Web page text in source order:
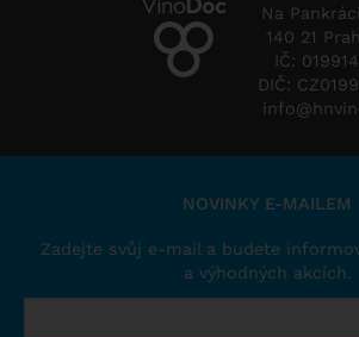
Na
140 21
IČ:
DIČ:
NOVINKY E-MAILEM
Zadejte svůj e-mail a budete
a výhodných akcích.